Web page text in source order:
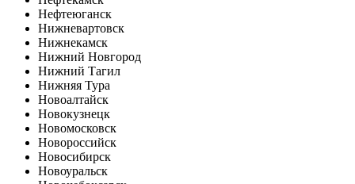
Нефтеюганск
Нижневартовск
Нижнекамск
Нижний Новгород
Нижний Тагил
Нижняя Тура
Новоалтайск
Новокузнецк
Новомосковск
Новороссийск
Новосибирск
Новоуральск